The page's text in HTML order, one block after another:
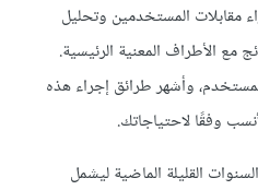
مقابلات المستخدمين وتحليل
مع الأطراف المعنية الرئيسية.
وأشهر طرائق إجراء هذه
وفقًا لاحتياجاتك.
القليلة الماضية ليشمل